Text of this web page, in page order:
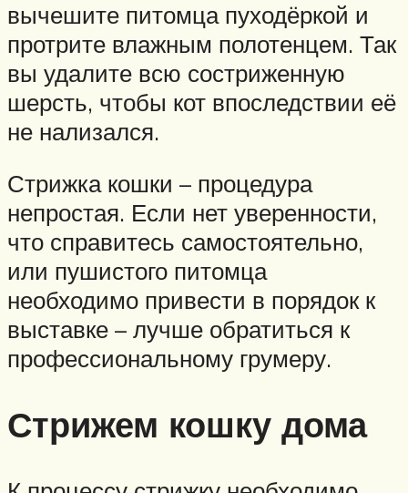
вычешите питомца пуходёркой и
протрите влажным полотенцем. Так
вы удалите всю состриженную
шерсть, чтобы кот впоследствии её
не нализался.
Стрижка кошки – процедура
непростая. Если нет уверенности,
что справитесь самостоятельно,
или пушистого питомца
необходимо привести в порядок к
выставке – лучше обратиться к
профессиональному грумеру.
Стрижем кошку дома